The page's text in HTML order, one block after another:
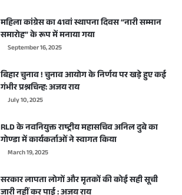
महिला कांग्रेस का 41वां स्थापना दिवस “नारी सम्मान
समारोह” के रूप में मनाया गया
September 16, 2025
बिहार चुनाव ! चुनाव आयोग के निर्णय पर खड़े हुए कई
गंभीर प्रश्नचिन्ह: अजय राय
July 10, 2025
RLD के नवनियुक्त राष्ट्रीय महासचिव अनिल दुबे का
गोण्डा में कार्यकर्ताओं ने स्वागत किया
March 19, 2025
सरकार लापता लोगों और मृतकों की कोई सही सूची